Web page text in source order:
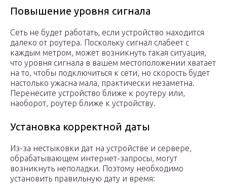
Повышение уровня сигнала
Сеть не будет работать, если устройство находится
далеко от роутера. Поскольку сигнал слабеет с
каждым метром, может возникнуть такая ситуация,
что уровня сигнала в вашем местоположении хватает
на то, чтобы подключиться к сети, но скорость будет
настолько ужасна мала, практически незаметна.
Перенесите устройство ближе к роутеру или,
наоборот, роутер ближе к устройству.
Установка корректной даты
Из-за нестыковки дат на устройстве и сервере,
обрабатывающем интернет-запросы, могут
возникнуть неполадки. Поэтому необходимо
установить правильную дату и время: